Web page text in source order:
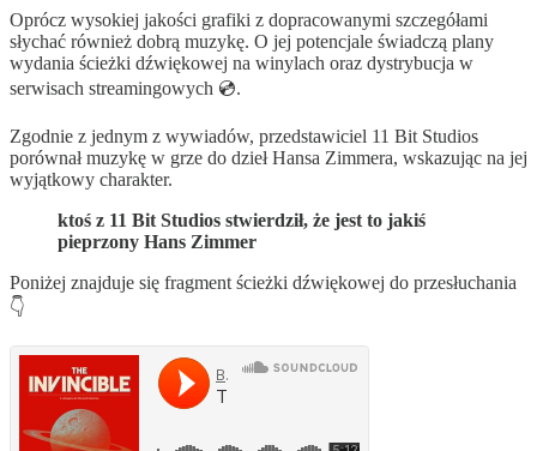
Oprócz wysokiej jakości grafiki z dopracowanymi szczegółami
słychać również dobrą muzykę. O jej potencjale świadczą plany
wydania ścieżki dźwiękowej na winylach oraz dystrybucja w
serwisach streamingowych 💿.
Zgodnie z jednym z wywiadów, przedstawiciel 11 Bit Studios
porównał muzykę w grze do dzieł Hansa Zimmera, wskazując na jej
wyjątkowy charakter.
ktoś z 11 Bit Studios stwierdził, że jest to jakiś
pieprzony Hans Zimmer
Poniżej znajduje się fragment ścieżki dźwiękowej do przesłuchania
👇